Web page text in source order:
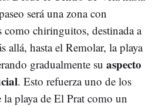
será una zona con
como chiringuitos, destinada a
allá, hasta el Remolar, la playa
gradualmente su aspecto
. Esto refuerza uno de los
playa de El Prat como un